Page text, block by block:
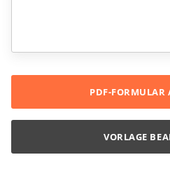
PDF-FORMULAR
VORLAGE